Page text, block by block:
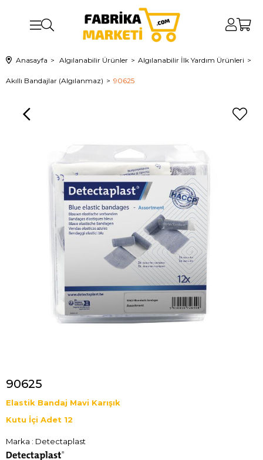
Anasayfa Algılanabilir Ürünler Algılanabilir İlk Yardım Ürünleri
Akıllı Bandajlar (Algılanmaz) 90625
90625
Elastik Bandaj Mavi Karışık
Kutu İçi Adet 12
Marka : Detectaplast